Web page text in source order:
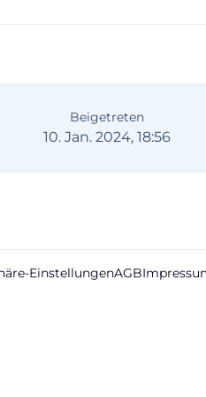
Beigetreten
10. Jan. 2024, 18:56
EinstellungenAGB